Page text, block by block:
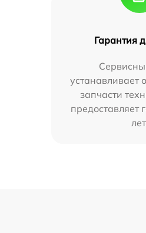
Гарантия
устанавливает
запчасти
предоставляет